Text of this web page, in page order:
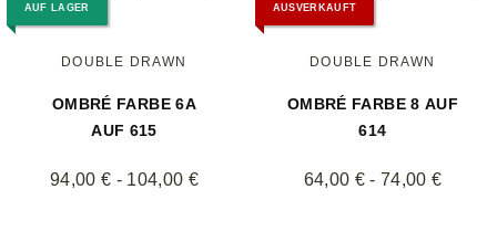
AUF LAGER
DOUBLE DRAWN
OMBRÉ FARBE 6A
AUF 615
94,00 € - 104,00 €
AUSVERKAUFT
DOUBLE DRAWN
OMBRÉ FARBE 8 AUF
614
64,00 € -74,00 €